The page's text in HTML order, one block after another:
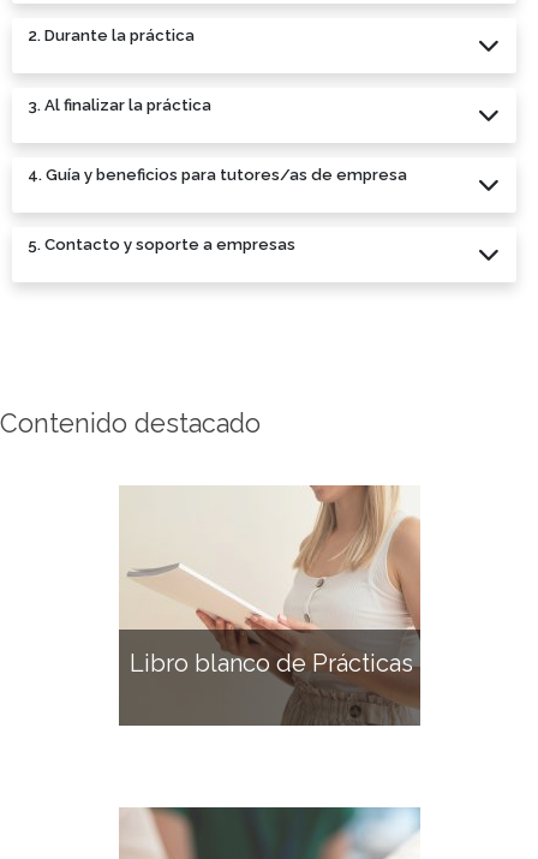
2. Durante la práctica
3. Al finalizar la práctica
4. Guía y beneficios para tutores/as de empresa
5. Contacto y soporte a empresas
Contenido destacado
Libro blanco de Prácticas